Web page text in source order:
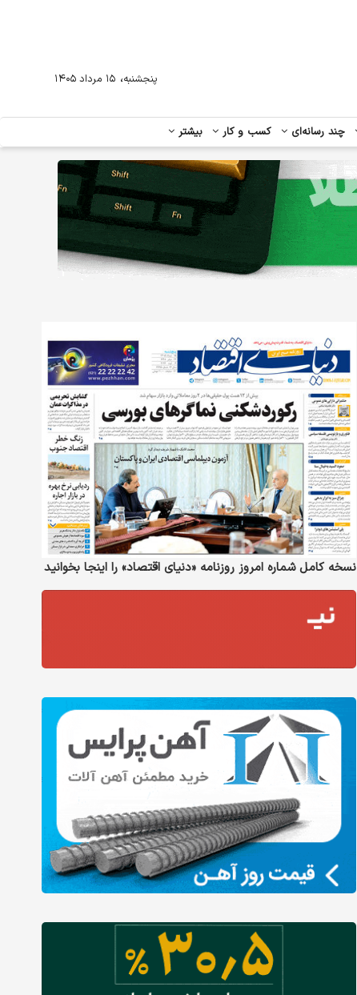
چند رسانه‌ای کسب و کار بیشتر
پنجشنبه، ۱۵ مرداد ۱۴۰۵
نسخه کامل شماره امروز روزنامه «دنیای‌ اقتصاد» را اینجا بخوانید